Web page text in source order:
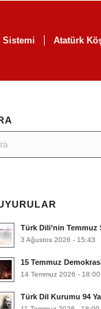
Sistemi Atatürk
Türk Dili’nin Temmuz
3 Ağustos 2026 - 15:43
15 Temmuz
14 Temmuz 2026 - 18:00
Türk Dil Kurumu 94